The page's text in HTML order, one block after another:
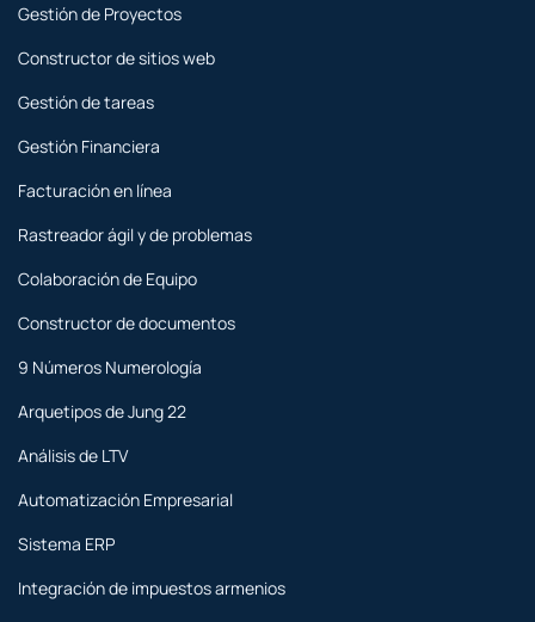
Gestión de Proyectos
Constructor de sitios web
Gestión de tareas
Gestión Financiera
Facturación en línea
Rastreador ágil y de problemas
Colaboración de Equipo
Constructor de documentos
9 Números Numerología
Arquetipos de Jung 22
Análisis de LTV
Automatización Empresarial
Sistema ERP
Integración de impuestos armenios